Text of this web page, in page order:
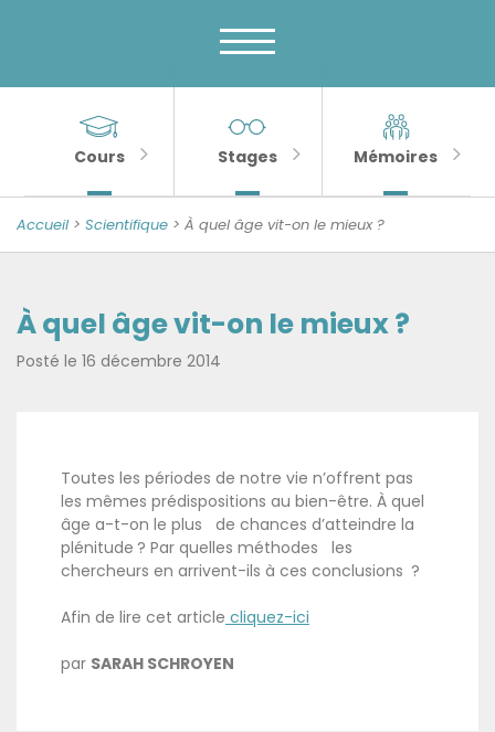
Banner
MENU
Psychologie
de
la
Sections
importantes
Cours Stages Mémoires
Accueil > Scientifique > À quel âge vit-on le mieux ?
À quel âge vit-on le mieux ?
Posté le 16 décembre 2014
Toutes les périodes de notre vie n’offrent pas
les mêmes prédispositions au bien-être. À quel
âge a-t-on le plus de chances d’atteindre la
plénitude ? Par quelles méthodes les
chercheurs en arrivent-ils à ces conclusions ?
Afin de lire cet article cliquez-ici
par SARAH SCHROYEN